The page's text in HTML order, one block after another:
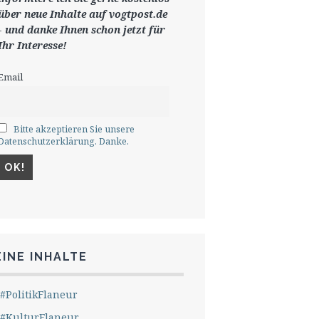
ber neue Inhalte auf vogtpost.de
und danke Ihnen schon jetzt für
Interesse!
Bitte akzeptieren Sie unsere
Danke.
INHALTE
#PolitikFlaneur